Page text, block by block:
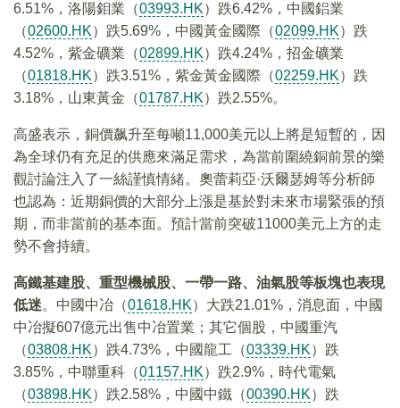
6.51%，洛陽鉬業（03993.HK）跌6.42%，中國鋁業
（02600.HK）跌5.69%，中國黃金國際（02099.HK）跌
4.52%，紫金礦業（02899.HK）跌4.24%，招金礦業
（01818.HK）跌3.51%，紫金黃金國際（02259.HK）跌
3.18%，山東黃金（01787.HK）跌2.55%。
高盛表示，銅價飙升至每噸11,000美元以上將是短暫的，因
為全球仍有充足的供應來滿足需求，為當前圍繞銅前景的樂
觀討論注入了一絲謹慎情緒。奧蕾莉亞·沃爾瑟姆等分析師
也認為：近期銅價的大部分上漲是基於對未來市場緊張的預
期，而非當前的基本面。預計當前突破11000美元上方的走
勢不會持續。
高鐵基建股、重型機械股、一帶一路、油氣股等板塊也表現
低迷。中國中冶（01618.HK）大跌21.01%，消息面，中國
中冶擬607億元出售中冶置業；其它個股，中國重汽
（03808.HK）跌4.73%，中國龍工（03339.HK）跌
3.85%，中聯重科（01157.HK）跌2.9%，時代電氣
（03898.HK）跌2.58%，中國中鐵（00390.HK）跌